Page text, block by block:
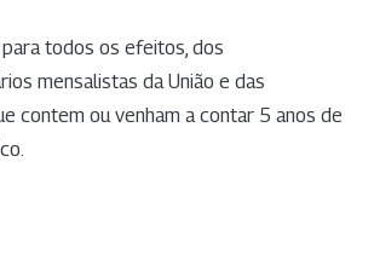
todos os efeitos, dos
mensalistas da União e das
contem ou venham a contar 5 anos de